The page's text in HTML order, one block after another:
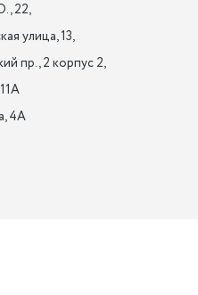
22,
улица, 13,
пр., 2 корпус 2,
4А